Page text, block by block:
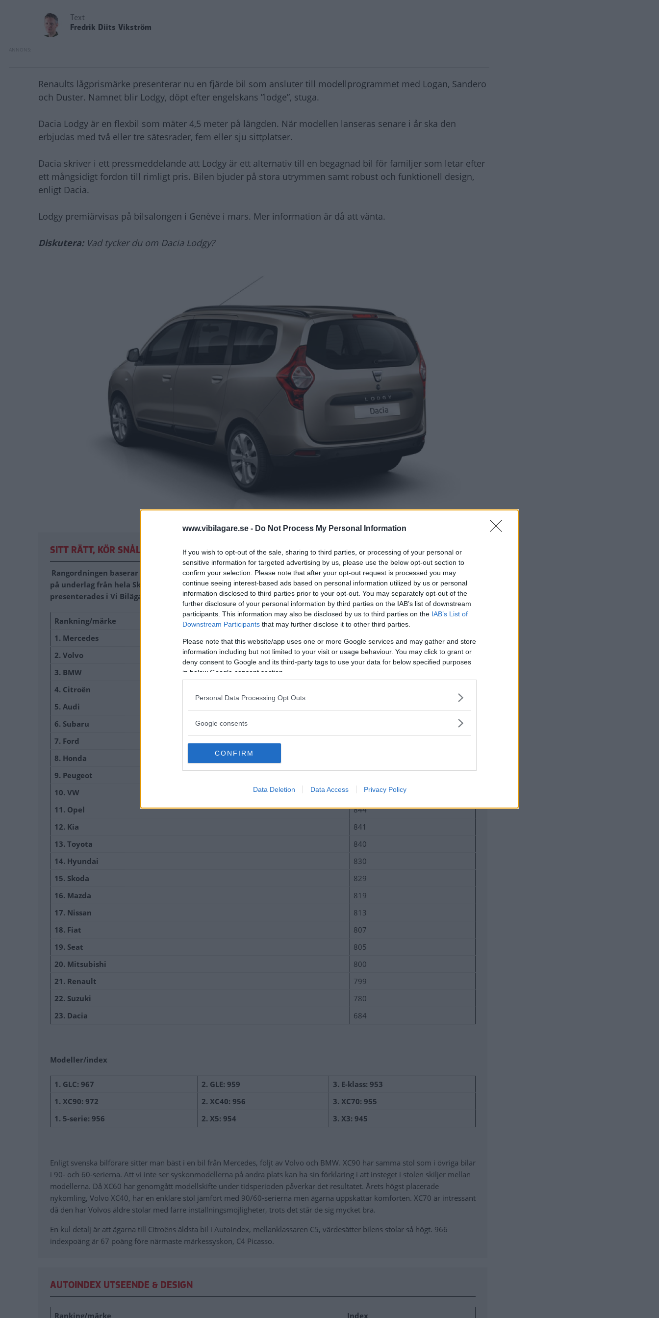
www.vibilagare.se - Do Not Process My Personal Information
If you wish to opt-out of the sale, sharing to third parties, or processing of your personal or
sensitive information for targeted advertising by us, please use the below opt-out section to
confirm your selection. Please note that after your opt-out request is processed you may
continue seeing interest-based ads based on personal information utilized by us or personal
information disclosed to third parties prior to your opt-out. You may separately opt-out of the
further disclosure of your personal information by third parties on the IAB’s list of downstream
participants. This information may also be disclosed by us to third parties on the IAB’s List of
Downstream Participants that may further disclose it to other third parties.
Please note that this website/app uses one or more Google services and may gather and store
information including but not limited to your visit or usage behaviour. You may click to grant or
deny consent to Google and its third-party tags to use your data for below specified purposes
in below Google consent section.
Personal Data Processing Opt Outs
Google consents
CONFIRM
Data Deletion Data Access Privacy Policy
Text
Fredrik Diits Vikström
Renaults lågprismärke presenterar nu en fjärde bil som ansluter till modellprogrammet med Logan, Sandero
och Duster. Namnet blir Lodgy, döpt efter engelskans ”lodge”, stuga.
Dacia Lodgy är en flexbil som mäter 4,5 meter på längden. När modellen lanseras senare i år ska den
erbjudas med två eller tre sätesrader, fem eller sju sittplatser.
Dacia skriver i ett pressmeddelande att Lodgy är ett alternativ till en begagnad bil för familjer som letar efter
ett mångsidigt fordon till rimligt pris. Bilen bjuder på stora utrymmen samt robust och funktionell design,
enligt Dacia.
Lodgy premiärvisas på bilsalongen i Genève i mars. Mer information är då att vänta.
Diskutera: Vad tycker du om Dacia Lodgy?
SITT RÄTT, KÖR SNÅLT OCH SNYGGT
Rangordningen baserar sig på svenska ägarområden på märkesnivå. Den modellspecifika rangordningen bygger
på underlag från hela Skandinavien, totalt över 40 000 enkätsvar. Den skandinaviska modellrankningen
presenterades i Vi Bilägare nummer 9.
Rankning/märke
Index
1. Mercedes
912
2. Volvo
910
3. BMW
4. Citroën
5. Audi
6. Subaru
7. Ford
8. Honda
9. Peugeot
10. VW
847
11. Opel
844
12. Kia
841
13. Toyota
840
14. Hyundai
830
15. Skoda
829
16. Mazda
819
17. Nissan
813
18. Fiat
807
19. Seat
805
20. Mitsubishi
800
21. Renault
799
22. Suzuki
780
23. Dacia
684
Modeller/index
1. GLC: 967 2. GLE: 959
3. E-klass: 953
1. XC90: 972
2. XC40: 956
3. XC70: 955
1. 5-serie: 956
2. X5: 954 3. X3: 945
Enligt svenska bilförare sitter man bäst i en bil från Mercedes, följt av Volvo och BMW. XC90 har samma stol som i övriga bilar
i 90- och 60-serierna. Att vi inte ser syskonmodellerna på andra plats kan ha sin förklaring i att insteget i stolen skiljer mellan
modellerna. Då XC60 har genomgått modellskifte under tidsperioden påverkar det resultatet. Årets högst placerade
nykomling, Volvo XC40, har en enklare stol jämfört med 90/60-serierna men ägarna uppskattar komforten. XC70 är intressant
då den har Volvos äldre stolar med färre inställningsmöjligheter, trots det står de sig mycket bra.
En kul detalj är att ägarna till Citroëns äldsta bil i AutoIndex, mellanklassaren C5, värdesätter bilens stolar så högt. 966
indexpoäng är 67 poäng före närmaste märkessyskon, C4 Picasso.
AUTOINDEX UTSEENDE & DESIGN
Ranking/märke Index